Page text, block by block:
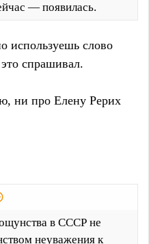
— появилась.
используешь слово
спрашивал.
ни про Елену Рерих
в СССР не
неуважения к